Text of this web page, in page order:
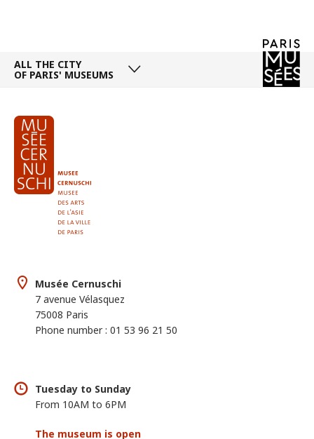
ALL THE CITY
OF PARIS' MUSEUMS
Musée Cernuschi
7 avenue Vélasquez
75008 Paris
Phone number : 01 53 96 21 50
Tuesday to Sunday
From 10AM to 6PM
The museum is open